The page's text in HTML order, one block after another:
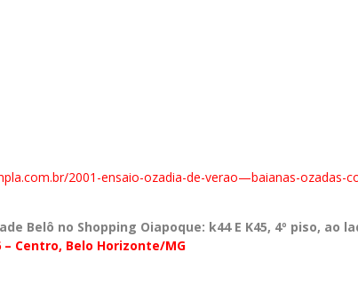
com.br/2001-ensaio-ozadia-de-verao—baianas-ozadas-
Belô no Shopping Oiapoque: k44 E K45, 4º piso, ao
– Centro, Belo Horizonte/MG